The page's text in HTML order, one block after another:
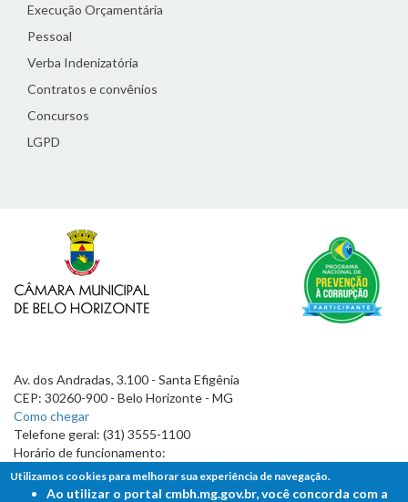
Execução Orçamentária
Pessoal
Verba Indenizatória
Contratos e convênios
Concursos
LGPD
Av. dos Andradas, 3.100 - Santa Efigênia
CEP: 30260-900 - Belo Horizonte - MG
Como chegar
Telefone geral: (31) 3555-1100
Horário de funcionamento:
7h às 19h
Utilizamos cookies para melhorar sua experiência de navegação.
Ao utilizar o portal cmbh.mg.gov.br, você concorda com a